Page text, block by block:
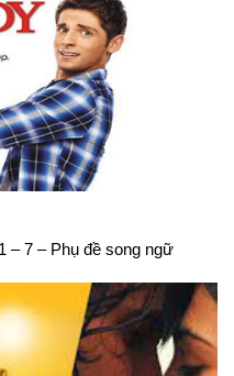
– 7 – Phụ đề song ngữ